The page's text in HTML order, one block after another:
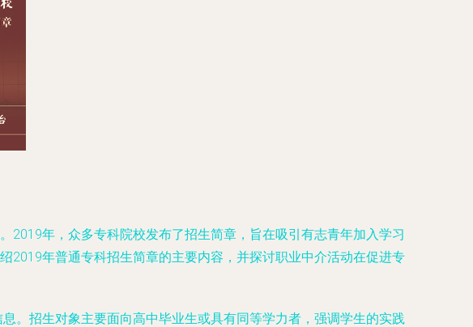
2019年，众多专科院校发布了招生简章，旨在吸引有志青年加入学习
2019年普通专科招生简章的主要内容，并探讨职业中介活动在促进专
。招生对象主要面向高中毕业生或具有同等学力者，强调学生的实践